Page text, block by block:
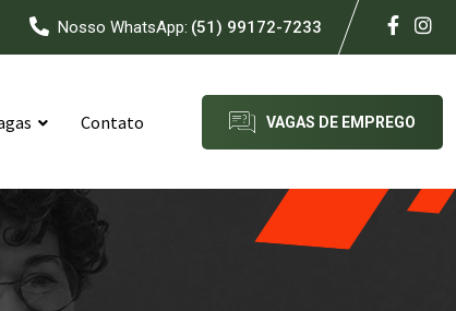
Nosso WhatsApp: (51) 99172-7233
Contato VAGAS DE EMPREGO